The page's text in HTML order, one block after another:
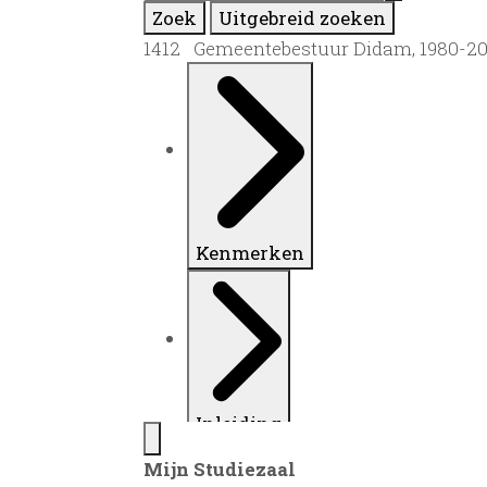
Zoek
Uitgebreid zoeken
1412 Gemeentebestuur Didam, 1980-
Kenmerken
Inleiding
Mijn Studiezaal